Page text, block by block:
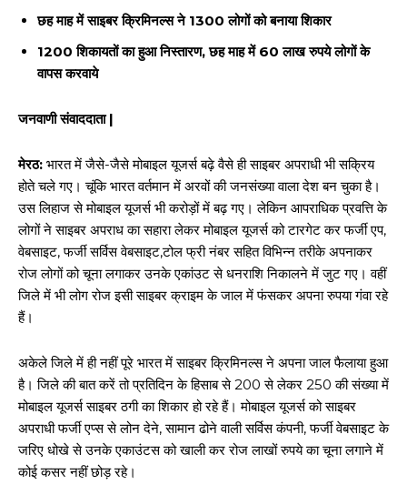
छह माह में साइबर क्रिमिनल्स ने 1300 लोगों को बनाया शिकार
1200 शिकायतों का हुआ निस्तारण, छह माह में 60 लाख रुपये लोगों के
वापस करवाये
जनवाणी संवाददाता |
मेरठ: भारत में जैसे-जैसे मोबाइल यूजर्स बढ़े वैसे ही साइबर अपराधी भी सक्रिय
होते चले गए। चूंकि भारत वर्तमान में अरवों की जनसंख्या वाला देश बन चुका है।
उस लिहाज से मोबाइल यूजर्स भी करोड़ों में बढ़ गए। लेकिन आपराधिक प्रवत्ति के
लोगों ने साइबर अपराध का सहारा लेकर मोबाइल यूजर्स को टारगेट कर फर्जी एप,
वेबसाइट, फर्जी सर्विस वेबसाइट,टोल फ्री नंबर सहित विभिन्न तरीके अपनाकर
रोज लोगों को चूना लगाकर उनके एकांउट से धनराशि निकालने में जुट गए। वहीं
जिले में भी लोग रोज इसी साइबर क्राइम के जाल में फंसकर अपना रुपया गंवा रहे
हैं।
अकेले जिले में ही नहीं पूरे भारत में साइबर क्रिमिनल्स ने अपना जाल फैलाया हुआ
है। जिले की बात करें तो प्रतिदिन के हिसाब से 200 से लेकर 250 की संख्या में
मोबाइल यूजर्स साइबर ठगी का शिकार हो रहे हैं। मोबाइल यूजर्स को साइबर
अपराधी फर्जी एप्स से लोन देने, सामान ढोने वाली सर्विस कंपनी, फर्जी वेबसाइट के
जरिए धोखे से उनके एकाउंटस को खाली कर रोज लाखों रुपये का चूना लगाने में
कोई कसर नहीं छोड़ रहे।